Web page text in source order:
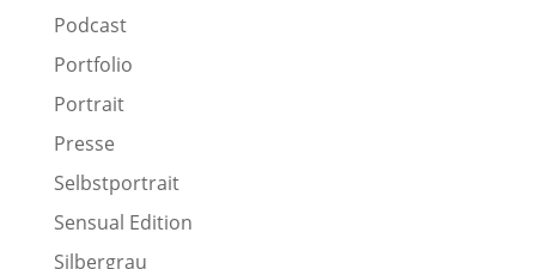
Podcast
Portfolio
Portrait
Presse
Selbstportrait
Sensual Edition
Silbergrau